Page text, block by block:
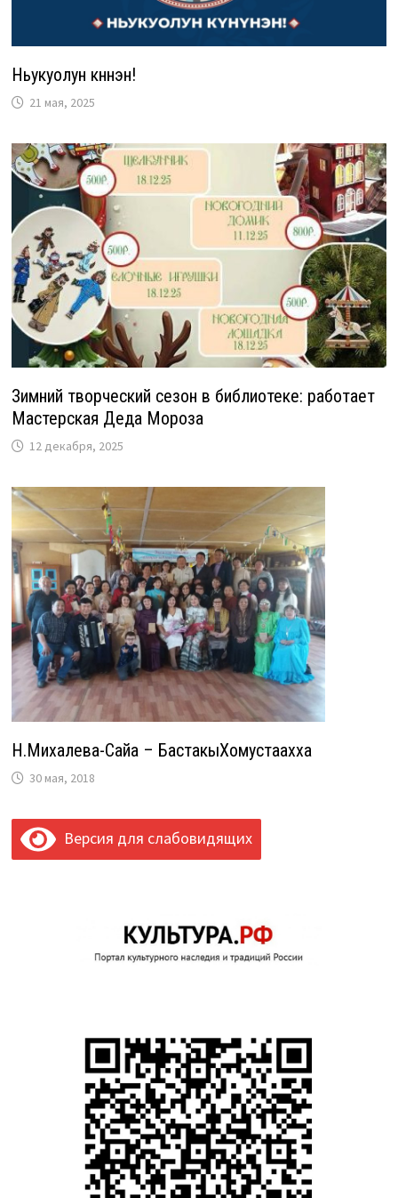
Ньукуолун күнүнэн!
21 мая, 2025
Зимний творческий сезон в библиотеке: работает
Мастерская Деда Мороза
12 декабря, 2025
Н.Михалева-Сайа – БастакыХомустаахха
30 мая, 2018
Версия для слабовидящих